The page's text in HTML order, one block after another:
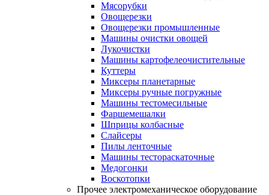
Мясорубки
Овощерезки
Овощерезки промышленные
Машины очистки овощей
Лукочистки
Машины картофелеочистительные
Куттеры
Миксеры планетарные
Миксеры ручные погружные
Машины тестомесильные
Фаршемешалки
Шприцы колбасные
Слайсеры
Пилы ленточные
Машины тестораскаточные
Медогонки
Воскотопки
Прочее электромеханическое оборудование